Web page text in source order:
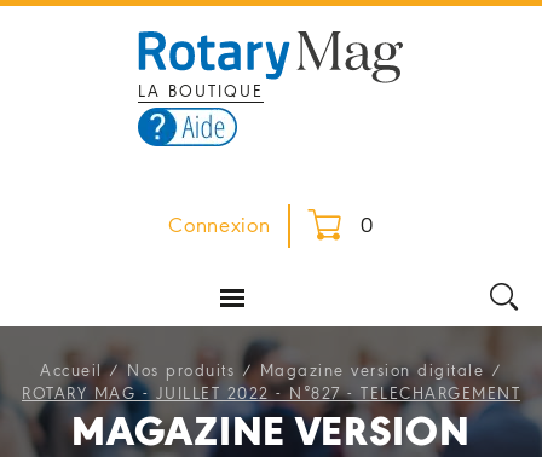
LA BOUTIQUE
Connexion 0
MAGAZINE VERSION
Accueil / Nos produits / Magazine version digitale /
ROTARY MAG - JUILLET 2022 - N°827 - TELECHARGEMENT